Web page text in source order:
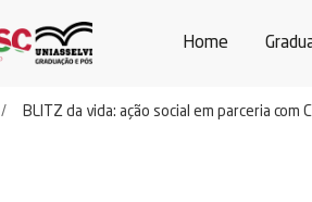
Home
BLITZ da vida: ação social em parceria com